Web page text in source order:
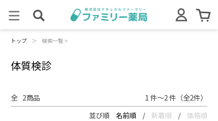
トップ ＞ 検索一覧 >
体質検診
全 2商品 1 件～2 件（全2件）
並び順 名前順 / 新着順 / 価格順